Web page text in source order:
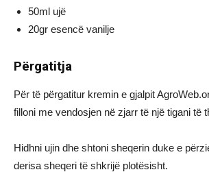
50ml ujë
20gr esencë vanilje
Përgatitja
Për të përgatitur kremin e gjalpit
filloni me vendosjen në zjarr të një tigani të
Hidhni ujin dhe shtoni sheqerin duke e
derisa sheqeri të shkrijë plotësisht.